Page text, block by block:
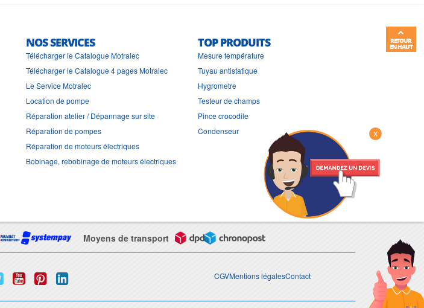
NOS SERVICES
Télécharger le Catalogue Motralec
Télécharger le Catalogue 4 pages Motralec
Le Service Motralec
Location de pompe
Réparation atelier / Dépannage sur site
Réparation de pompes
Réparation de moteurs électriques
Bobinage, rebobinage de moteurs électriques
TOP PRODUITS
Mesure température
Tuyau antistatique
Hygrometre
Testeur de champs
Pince crocodile
Condenseur
Moyens de transport
CGVMentions légalesContact
X
RETOUR
EN HAUT